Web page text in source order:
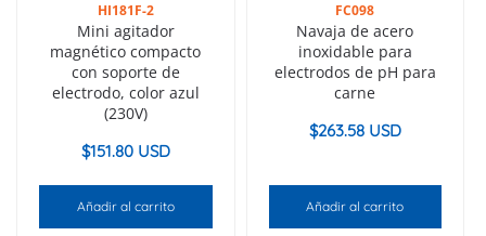
HI181F-2
Mini agitador
magnético compacto
con soporte de
electrodo, color azul
(230V)
$151.80 USD
Añadir al carrito
FC098
Navaja de acero
inoxidable para
electrodos de pH para
carne
$263.58 USD
Añadir al carrito